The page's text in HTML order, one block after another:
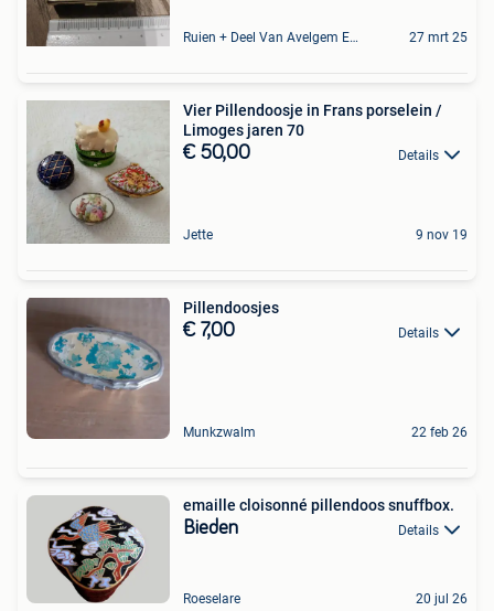
Ruien + Deel Van Avelgem En Waarmaarde 27 mrt 25
Vier Pillendoosje in Frans porselein /
Limoges jaren 70
€ 50,00 Details
Jette 9 nov 19
Pillendoosjes
€ 7,00 Details
Munkzwalm 22 feb 26
emaille cloisonné pillendoos snuffbox.
Bieden Details
Roeselare 20 jul 26